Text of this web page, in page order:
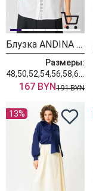
Блузка ANDINA CITY 5034
Размеры:
167 BYN191 BYN
13%